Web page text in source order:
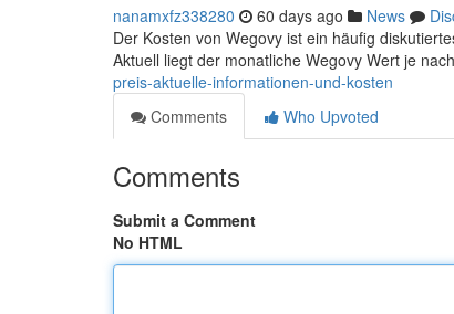
nanamxfz338280 60 days ago News
Der Kosten von Wegovy ist ein häufig
Aktuell liegt der monatliche Wegovy Wert je
preis-aktuelle-informationen-und-kosten
Comments
Who Upvoted
Comments
Submit a Comment
No HTML